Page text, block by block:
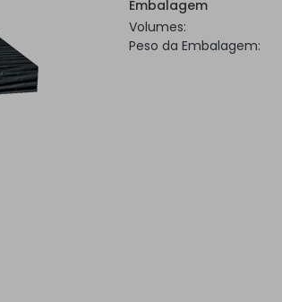
Embalagem
Volumes:
Peso da Embalagem: